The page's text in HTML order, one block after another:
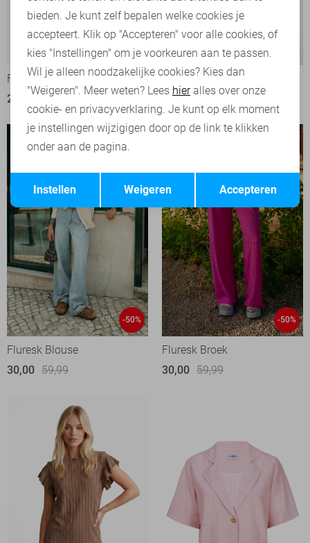
-50%
Fluresk Top
22,50
44,99
Fluresk T-shirt
20,00
-50%
Fluresk Blouse
30,00 59,99
-50%
Fluresk Broek
30,00 59,99
Terug Opslaan
bieden. Je kunt zelf bepalen welke cookies je
accepteert. Klik op "Accepteren" voor alle cookies, of
kies "Instellingen" om je voorkeuren aan te passen.
Wil je alleen noodzakelijke cookies? Kies dan
"Weigeren". Meer weten? Lees hieralles over onze
cookie- en privacyverklaring. Je kunt op elk moment
je instellingen wijzigigen door op de link te klikken
onder aan de pagina.
Accepteren
Weigeren
Instellen